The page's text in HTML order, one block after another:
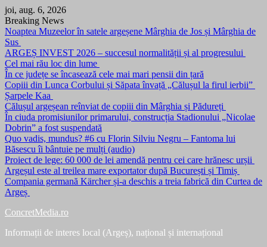
Skip
to
content
joi, aug. 6, 2026
Breaking News
Noaptea Muzeelor în satele argeșene Mârghia de Jos și Mârghia de
Sus
ARGEȘ INVEST 2026 – succesul normalității și al progresului
Cel mai rău loc din lume
În ce județe se încasează cele mai mari pensii din țară
Copiii din Lunca Corbului și Săpata învață „Călușul la firul ierbii”
Șarpele Kaa
Călușul argeșean reînviat de copiii din Mârghia și Pădureți
În ciuda promisiunilor primarului, construcția Stadionului „Nicolae
Dobrin” a fost suspendată
Quo vadis, mundus? #6 cu Florin Silviu Negru – Fantoma lui
Băsescu îi bântuie pe mulți (audio)
Proiect de lege: 60 000 de lei amendă pentru cei care hrănesc urșii
Argeșul este al treilea mare exportator după București și Timiș
Compania germană Kärcher și-a deschis a treia fabrică din Curtea de
Argeș
ConcretMedia.ro
Informații de interes local (Argeș), național și internațional